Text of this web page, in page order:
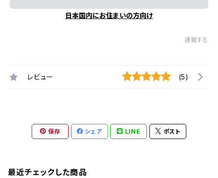
日本国内にお住まいの方向け
通報する
レビュー (5)
保存 シェア LINE ポスト
最近チェックした商品